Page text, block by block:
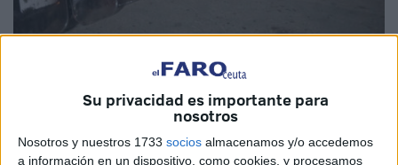
Su privacidad es importante para
nosotros
Nosotros y nuestros 1733 socios almacenamos y/o accedemos
a información en un dispositivo, como cookies, y procesamos
Marruecosha comunicado la detención de más de 4.400